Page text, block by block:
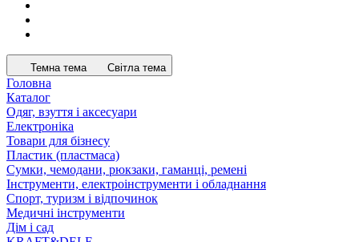
Темна тема Світла тема
Головна
Каталог
Одяг, взуття і аксесуари
Електроніка
Товари для бізнесу
Пластик (пластмаса)
Сумки, чемодани, рюкзаки, гаманці, ремені
Інструменти, електроінструменти і обладнання
Спорт, туризм і відпочинок
Медичні інструменти
Дім і сад